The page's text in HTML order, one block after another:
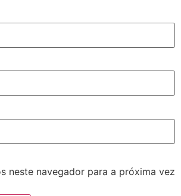
neste navegador para a próxima vez